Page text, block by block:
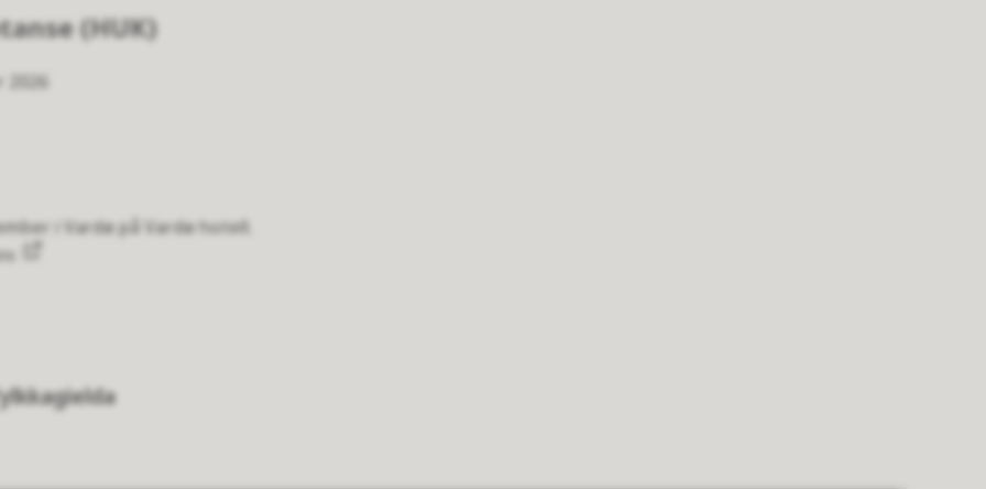
(HUK)
i Vardø på Vardø hotell.